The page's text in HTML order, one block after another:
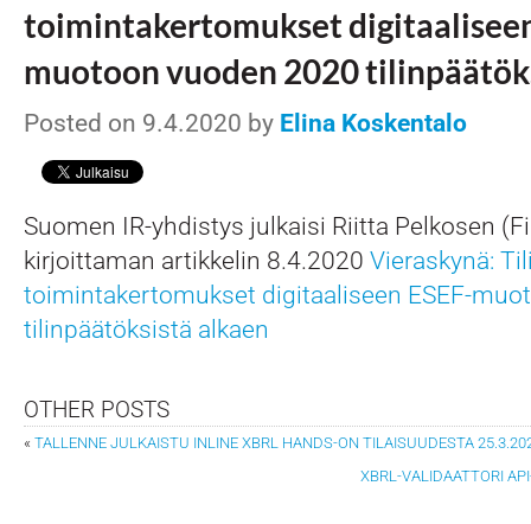
toimintakertomukset
muotoon vuoden 2020
Posted on 9.4.2020 by Elina Koskentalo
Suomen IR-yhdistys julkaisi Riitta Pelkosen
kirjoittaman artikkelin 8.4.2020 Vieraskynä:
toimintakertomukset digitaaliseen ESEF-
tilinpäätöksistä alkaen
OTHER POSTS
« TALLENNE JULKAISTU INLINE XBRL HANDS-ON TILAISUUDESTA
XBRL-VALIDAATTORI